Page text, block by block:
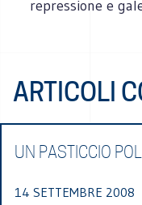
repressione e
ARTICOLI
UN PASTICCIO
14 SETTEMBRE 2008